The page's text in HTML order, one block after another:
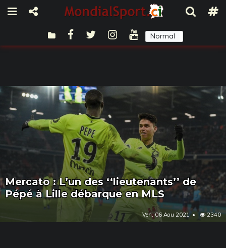
Normal
Mercato : L’un des ‘‘lieutenants’’ de
Pépé à Lille débarque en MLS
Ven, 06 Aou 2021 2340